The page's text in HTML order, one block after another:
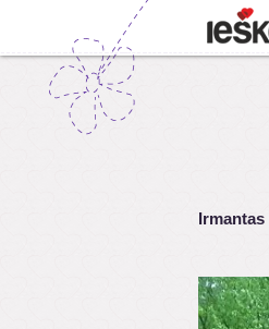
Irmantas